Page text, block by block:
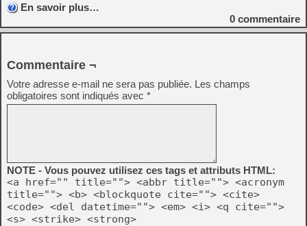
En savoir plus…
0 commentaire
Commentaire ¬
Votre adresse e-mail ne sera pas publiée. Les champs
obligatoires sont indiqués avec *
NOTE - Vous pouvez utilisez ces tags et attributs HTML:
<a href="" title=""> <abbr title=""> <acronym
title=""> <b> <blockquote cite=""> <cite>
<code> <del datetime=""> <em> <i> <q cite="">
<s> <strike> <strong>